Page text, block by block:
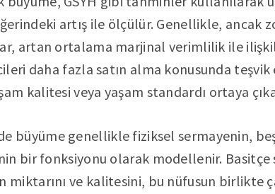
artış ile ölçülür. Genellikle,
artan ortalama marjinal verimlilik ile
daha fazla satın alma konusunda
kalitesi veya yaşam standardı ortaya
büyüme genellikle fiziksel sermayenin,
bir fonksiyonu olarak modellenir. Basitçe
miktarını ve kalitesini, bu nüfusun birlikte